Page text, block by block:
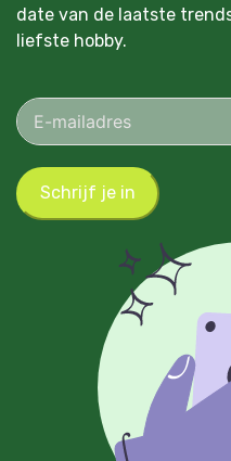
date van de laatste
liefste hobby.
Schrijf je in